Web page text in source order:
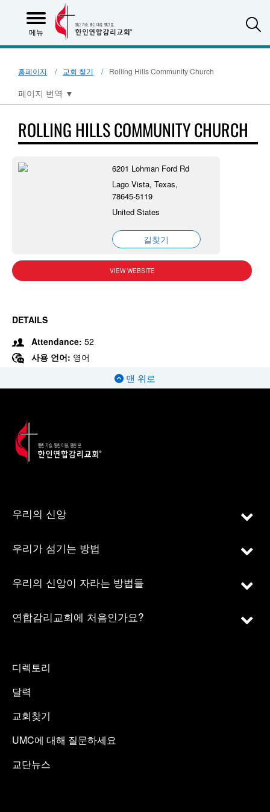
메뉴
홈페이지 교회 찾기 Rolling Hills Community Church
페이지 번역 ▼
ROLLING HILLS COMMUNITY CHURCH
6201 Lohman Ford Rd
Lago Vista, Texas,
78645-5119
United States
길찾기
VIEW WEBSITE
DETAILS
Attendance: 52
사용 언어: 영어
맨 위로
우리의 신앙
우리가 섬기는 방법
우리의 신앙이 자라는 방법들
연합감리교회에 처음인가요?
디렉토리
달력
교회찾기
UMC에 대해 질문하세요
교단뉴스